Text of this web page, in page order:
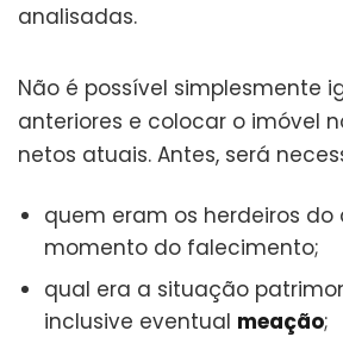
analisadas.
Não é possível simplesmente
anteriores e colocar o imóvel
netos atuais. Antes, será
quem eram os herdeiros do
momento do falecimento;
qual era a situação
inclusive eventual meação;